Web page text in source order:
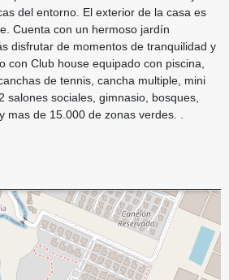
del entorno. El exterior de la casa es
Cuenta con un hermoso jardín
disfrutar de momentos de tranquilidad y
con Club house equipado con piscina,
de tennis, cancha multiple, mini
salones sociales, gimnasio, bosques,
mas de 15.000 de zonas verdes. .